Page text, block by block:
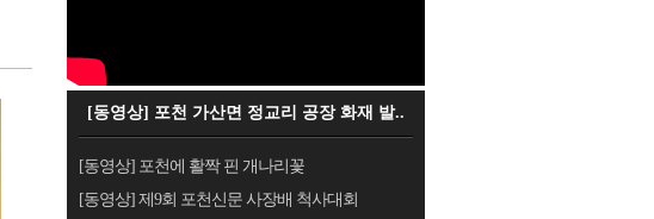
[동영상] 포천 가산면 정교리 공장 화재 발..
[동영상] 포천에 활짝 핀 개나리꽃
[동영상] 제9회 포천신문 사장배 척사대회